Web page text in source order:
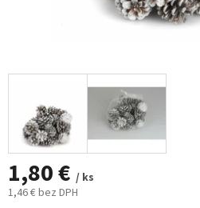
1,80 € / ks
1,46 € bez DPH